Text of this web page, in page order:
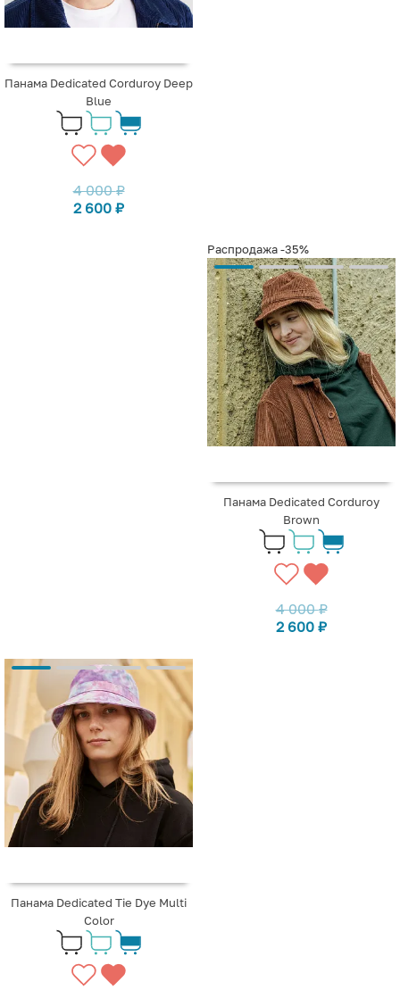
Панама Dedicated Corduroy Deep
Blue
4 000₽
2 600 ₽
Распродажа-35%
Панама Dedicated Corduroy
Brown
4 000₽
2 600 ₽
Панама Dedicated Tie Dye Multi
Color